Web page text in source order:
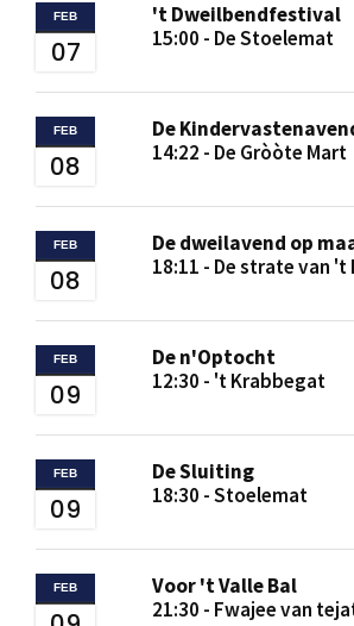
FEB
07
't Dweilbendfestival
15:00 - De Stoelemat
FEB
08
De
14:22 - De Gròòte Mart
FEB
08
De dweilavend op
18:11 - De strate van
FEB
09
De n'Optocht
12:30 - 't Krabbegat
FEB
09
De Sluiting
18:30 - Stoelemat
FEB
Voor 't Valle Bal
21:30 - Fwajee van